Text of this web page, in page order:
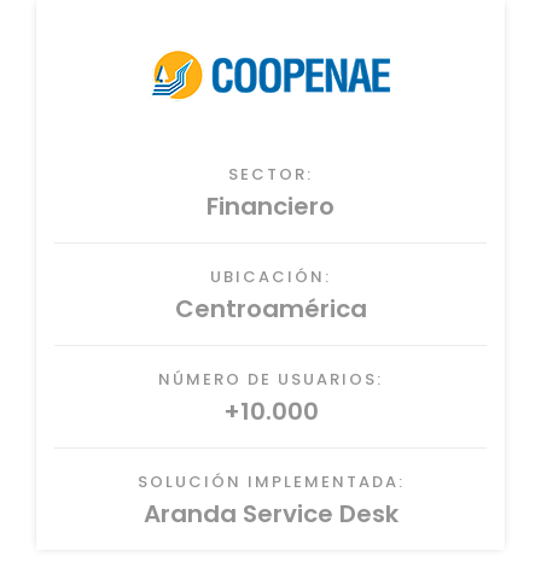
SECTOR:
Financiero
UBICACIÓN:
Centroamérica
NÚMERO DE USUARIOS:
+10.000
SOLUCIÓN IMPLEMENTADA:
Aranda Service Desk